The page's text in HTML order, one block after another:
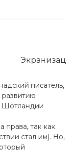
писатель,
развитию
Шотландии
права, так как
стал им). Но,